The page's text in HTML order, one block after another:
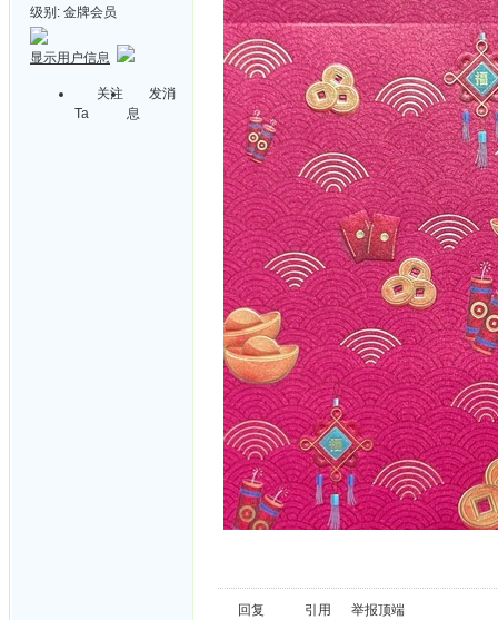
级别: 金牌会员
显示用户信息
关注
Ta
发消
息
回复 引用 举报顶端